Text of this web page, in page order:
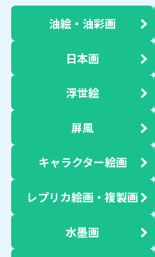
油絵・油彩画
日本画
浮世絵
屏風
キャラクター絵画
レプリカ絵画・複製画
水墨画